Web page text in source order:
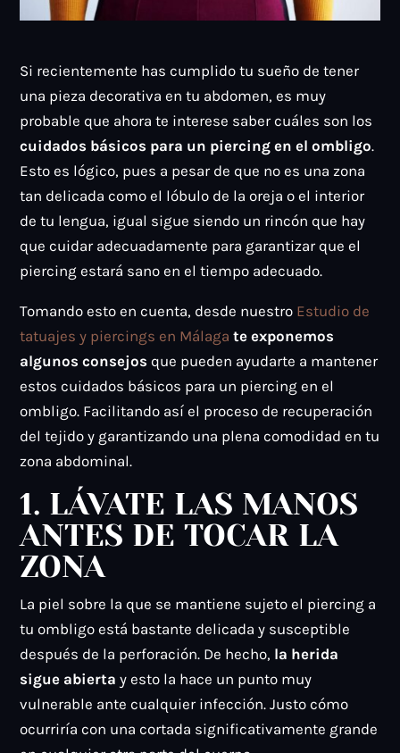
Si recientemente has cumplido tu sueño de tener
una pieza decorativa en tu abdomen, es muy
probable que ahora te interese saber cuáles son los
cuidados básicos para un piercing en el ombligo.
Esto es lógico, pues a pesar de que no es una zona
tan delicada como el lóbulo de la oreja o el interior
de tu lengua, igual sigue siendo un rincón que hay
que cuidar adecuadamente para garantizar que el
piercing estará sano en el tiempo adecuado.
Tomando esto en cuenta, desde nuestro Estudio de
tatuajes y piercings en Málaga te exponemos
algunos consejos que pueden ayudarte a mantener
estos cuidados básicos para un piercing en el
ombligo. Facilitando así el proceso de recuperación
del tejido y garantizando una plena comodidad en tu
zona abdominal.
1. LÁVATE LAS MANOS
ANTES DE TOCAR LA
ZONA
La piel sobre la que se mantiene sujeto el piercing a
tu ombligo está bastante delicada y susceptible
después de la perforación. De hecho, la herida
sigue abiertay esto la hace un punto muy
vulnerable ante cualquier infección. Justo cómo
ocurriría con una cortada significativamente grande